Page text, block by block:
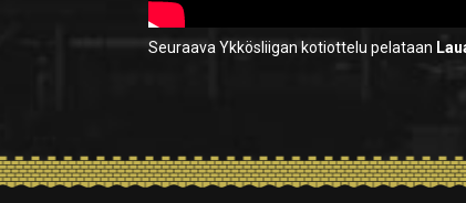
Seuraava Ykkösliigan kotiottelu pelataan